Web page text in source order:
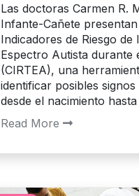
Las doctoras Carmen R.
Infante-Cañete
Indicadores de Riesgo
Espectro Autista durante
(CIRTEA), una
identificar posibles
desde el nacimiento
Read More